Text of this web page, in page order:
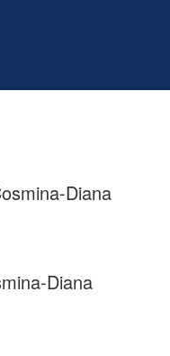
Diana
Diana